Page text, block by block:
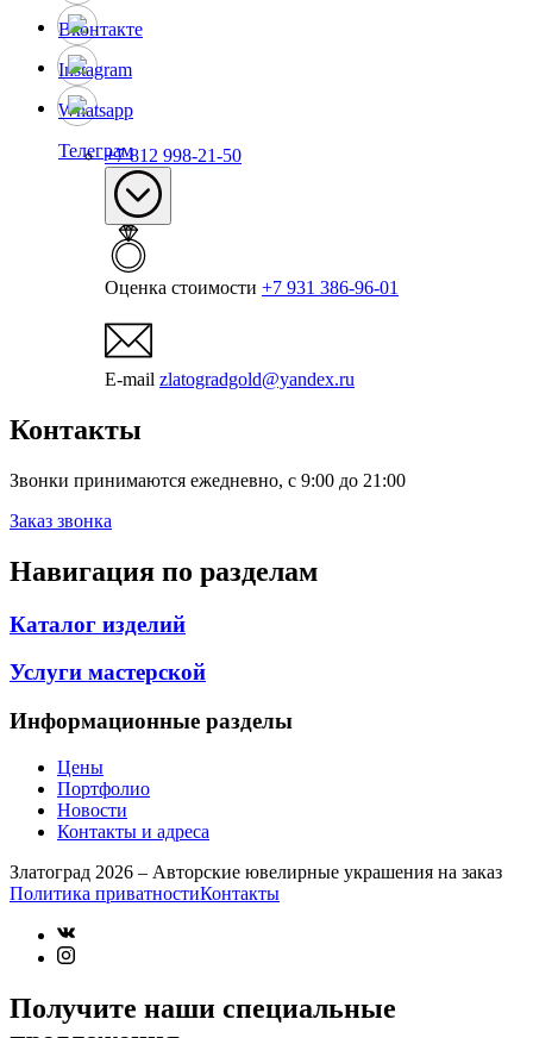
Вконтакте
Instagram
Whatsapp
Телеграм+7 812 998-21-50
Оценка стоимости +7 931 386-96-01
E-mail zlatogradgold@yandex.ru
Контакты
Звонки принимаются ежедневно, с 9:00 до 21:00
Заказ звонка
Навигация по разделам
Каталог изделий
Услуги мастерской
Информационные разделы
Цены
Портфолио
Новости
Контакты и адреса
Златоград 2026 – Авторские ювелирные украшения на заказ
Политика приватностиКонтакты
Получите наши специальные